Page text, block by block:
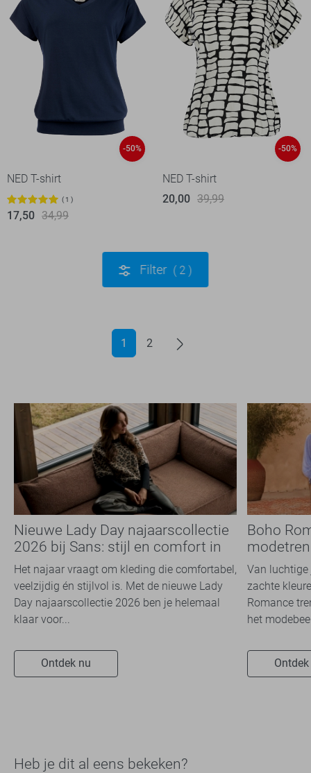
-50%
NED T-shirt
1
17,50 34,99
-50%
NED T-shirt
20,00 39,99
Filter 2
1 2
Nieuwe Lady Day najaarscollectie
2026 bij Sans: stijl en comfort in
travelkwaliteit
Het najaar vraagt om kleding die comfortabel,
veelzijdig én stijlvol is. Met de nieuwe Lady
Day najaarscollectie 2026 ben je helemaal
klaar voor...
Ontdek nu
Boho
overal
Van luchtige
zachte
Romance
het
Heb je dit al eens bekeken?